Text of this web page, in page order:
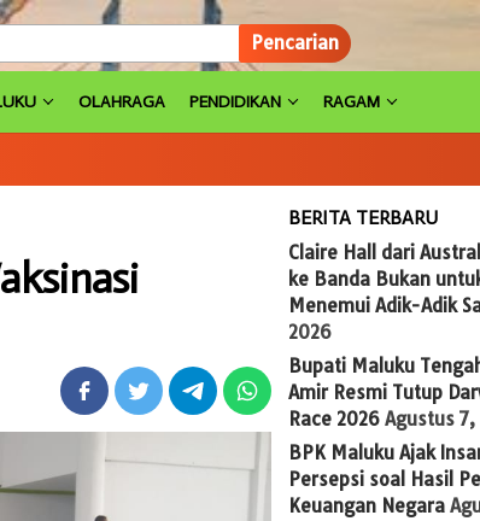
Pencarian
OLAHRAGA PENDIDIKAN RAGAM
BERITA TERBARU
Claire Hall dari
ke Banda Bukan
Menemui Adik-Adik
2026
Bupati Maluku
Amir Resmi Tutup
Race 2026 Agustus
BPK Maluku Ajak
Persepsi soal Hasil
Keuangan Negara